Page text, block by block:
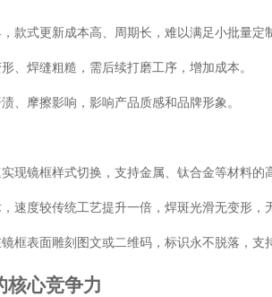
款式更新成本高、周期长，难以满足小批量定
、焊缝粗糙，需后续打磨工序，增加成本。
、摩擦影响，影响产品质感和品牌形象。
现镜框样式切换，支持金属、钛合金等材料
速度较传统工艺提升一倍，焊斑光滑无变形
框表面雕刻图文或二维码，标识永不脱落，支
核心竞争力